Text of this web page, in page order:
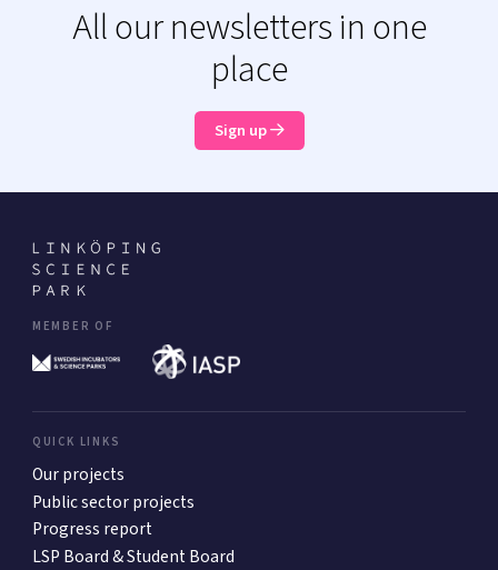
All our newsletters in one
place
Sign up
MEMBER OF
QUICK LINKS
Our projects
Public sector projects
Progress report
LSP Board & Student Board